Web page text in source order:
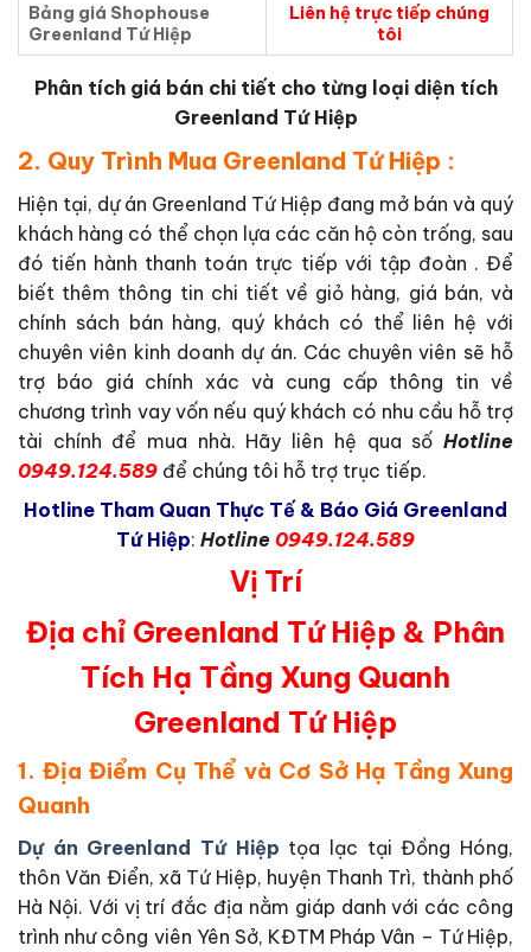
Bảng giá Shophouse
Greenland Tứ Hiệp
Liên hệ trực tiếp chúng
tôi
Phân tích giá bán chi tiết cho từng loại diện tích
Greenland Tứ Hiệp
2. Quy Trình Mua Greenland Tứ Hiệp :
Hiện tại, dự án Greenland Tứ Hiệp đang mở bán và quý
khách hàng có thể chọn lựa các căn hộ còn trống, sau
đó tiến hành thanh toán trực tiếp với tập đoàn . Để
biết thêm thông tin chi tiết về giỏ hàng, giá bán, và
chính sách bán hàng, quý khách có thể liên hệ với
chuyên viên kinh doanh dự án. Các chuyên viên sẽ hỗ
trợ báo giá chính xác và cung cấp thông tin về
chương trình vay vốn nếu quý khách có nhu cầu hỗ trợ
tài chính để mua nhà. Hãy liên hệ qua số Hotline
0949.124.589 để chúng tôi hỗ trợ trục tiếp.
Hotline Tham Quan Thực Tế & Báo Giá Greenland
Tứ Hiệp: Hotline 0949.124.589
Vị Trí
Địa chỉ Greenland Tứ Hiệp & Phân
Tích Hạ Tầng Xung Quanh
Greenland Tứ Hiệp
1. Địa Điểm Cụ Thể và Cơ Sở Hạ Tầng Xung
Quanh
Dự án Greenland Tứ Hiệp tọa lạc tại Đồng Hóng,
thôn Văn Điển, xã Tứ Hiệp, huyện Thanh Trì, thành phố
Hà Nội. Với vị trí đắc địa nằm giáp danh với các công
trình như công viên Yên Sở, KĐTM Pháp Vân – Tứ Hiệp,